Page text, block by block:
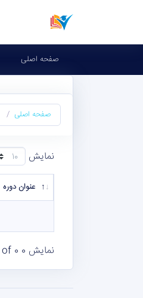
صفحه اصلی
صفحه اصلی
نمایش
عنوان دوره
نمایش 0 to 0 of 0 مورد